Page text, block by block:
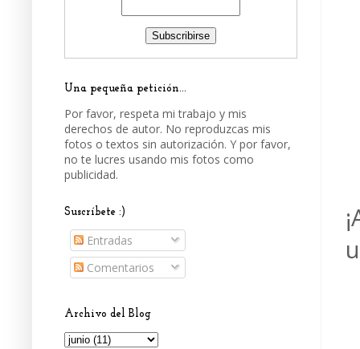
Una pequeña petición...
Por favor, respeta mi trabajo y mis
derechos de autor. No reproduzcas mis
fotos o textos sin autorización. Y por favor,
no te lucres usando mis fotos como
publicidad.
Suscríbete :)
Entradas
Comentarios
Archivo del Blog